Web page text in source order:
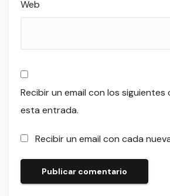
Web
Recibir un email con los
esta entrada.
Recibir un email con cada